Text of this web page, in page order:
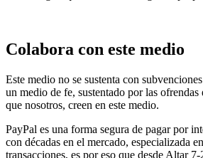
Colabora con este medio
Este medio no se sustenta con
un medio de fe, sustentado por las ofrendas
que nosotros, creen en este medio.
PayPal es una forma segura de pagar por
con décadas en el mercado, especializada
transacciones, es por eso que desde Altar